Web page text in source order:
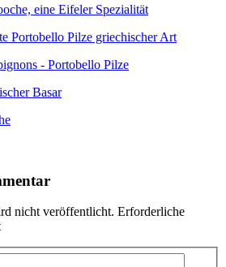
eine Eifeler Spezialität
- Portobello Pilze
nicht veröffentlicht. Erforderliche